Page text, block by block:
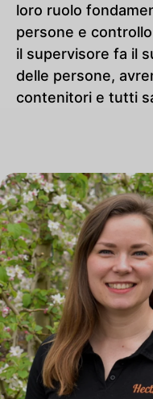
loro ruolo
persone e
il supervisore fa il
delle persone,
contenitori e tutti